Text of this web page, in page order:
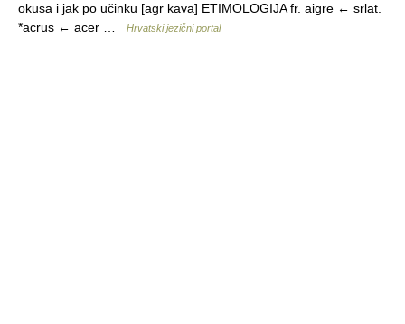
okusa i jak po učinku [agr kava] ETIMOLOGIJA fr. aigre ← srlat.
*acrus ← acer …
Hrvatski jezični portal